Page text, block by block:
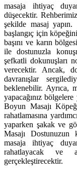
masaja ihtiyaç
düşecektir.
şekilde masaj yapın.
başlangıç için
başını ve karın
ile dostunuzla
şefkatli dokunuşları
verecektir. Ancak,
davranışlar
beklenebilir. Ayrıca,
yapacağınız
Boyun Masajı
rahatlamasına
yaparken şakak ve
Masajı Dostunuzun
masaja ihtiyaç
rahatlayacak ve
gerçekleştirecektir.